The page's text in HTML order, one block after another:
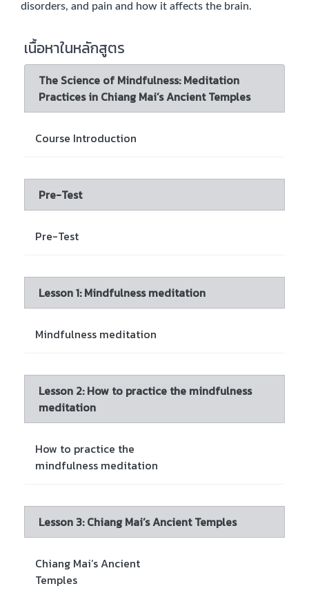
disorders, and pain and how it affects the brain.
เนื้อหาในหลักสูตร
The Science of Mindfulness: Meditation
Practices in Chiang Mai’s Ancient Temples
Course Introduction
Pre-Test
Pre-Test
Lesson 1: Mindfulness meditation
Mindfulness meditation
Lesson 2: How to practice the mindfulness
meditation
How to practice the
mindfulness meditation
Lesson 3: Chiang Mai’s Ancient Temples
Chiang Mai’s Ancient
Temples